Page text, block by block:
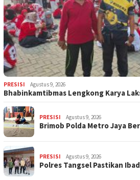
PRESISI Agustus 9, 2026
Bhabinkamtibmas Lengkong Karya
PRESISI Agustus 9, 2026
Brimob Polda Metro Jaya
PRESISI Agustus 9, 2026
Polres Tangsel Pastikan